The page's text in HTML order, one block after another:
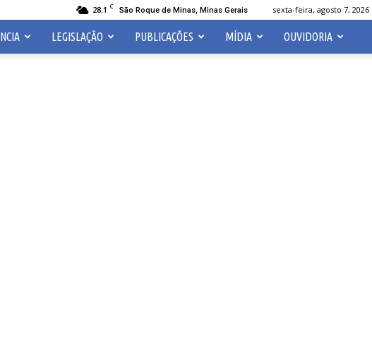
28.1 C São Roque de Minas, Minas Gerais sexta-feira, agosto 7, 2026
LEGISLAÇÃO PUBLICAÇÕES MÍDIA OUVIDORIA